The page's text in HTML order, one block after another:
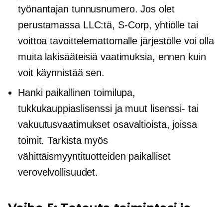
työnantajan tunnusnumero. Jos olet
perustamassa LLC:tä, S-Corp, yhtiölle tai
voittoa tavoittelemattomalle järjestölle voi olla
muita lakisääteisiä vaatimuksia, ennen kuin
voit käynnistää sen.
Hanki paikallinen toimilupa,
tukkukauppiaslisenssi ja muut lisenssi- tai
vakuutusvaatimukset osavaltioista, joissa
toimit. Tarkista myös
vähittäismyyntituotteiden paikalliset
verovelvollisuudet.